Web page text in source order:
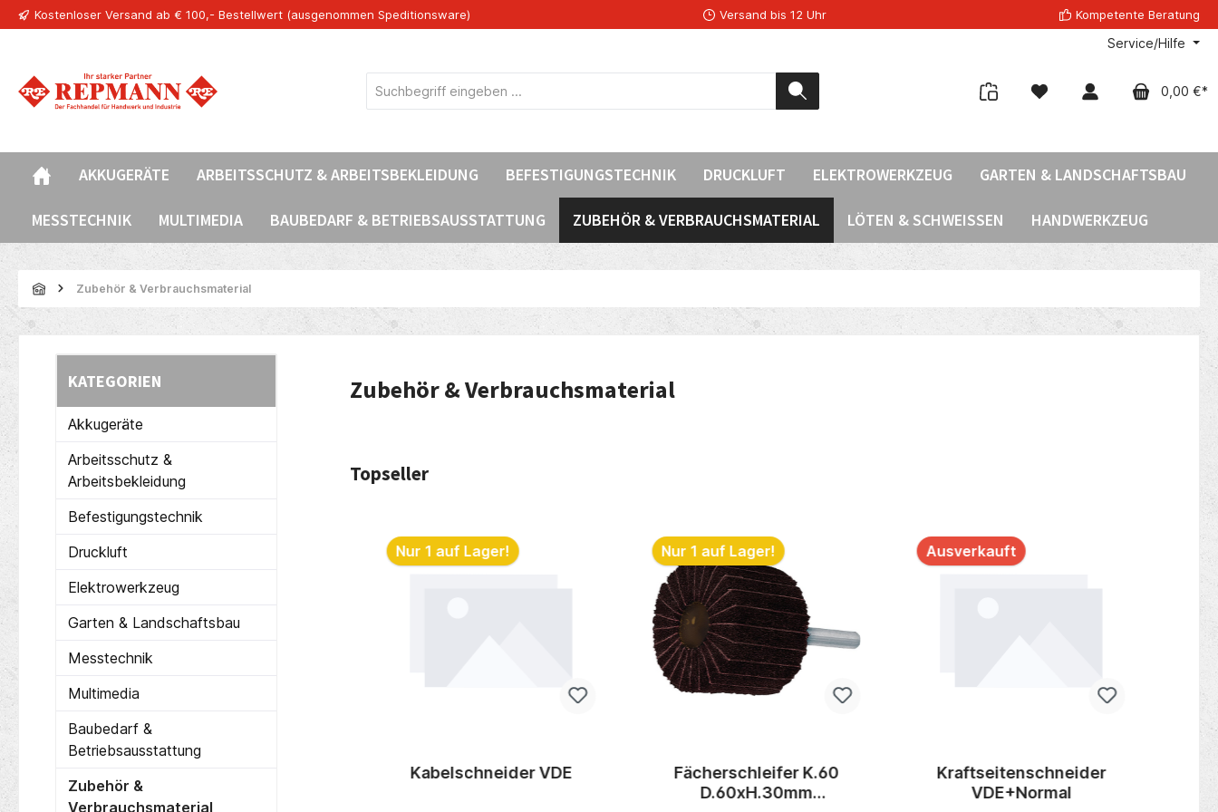
Zur Hauptnavigation springen
Kostenloser Versand ab € 100,- Bestellwert (ausgenommen Speditionsware) Versand bis 12 Uhr Kompetente Beratung
Service/Hilfe
0,00 €*
AKKUGERÄTE ARBEITSSCHUTZ & ARBEITSBEKLEIDUNG BEFESTIGUNGSTECHNIK DRUCKLUFT ELEKTROWERKZEUG GARTEN & LANDSCHAFTSBAU
MESSTECHNIK MULTIMEDIA BAUBEDARF & BETRIEBSAUSSTATTUNG ZUBEHÖR & VERBRAUCHSMATERIAL LÖTEN & SCHWEISSEN HANDWERKZEUG
Zubehör & Verbrauchsmaterial
KATEGORIEN
Akkugeräte
Arbeitsschutz &
Arbeitsbekleidung
Befestigungstechnik
Druckluft
Elektrowerkzeug
Garten & Landschaftsbau
Messtechnik
Multimedia
Baubedarf &
Betriebsausstattung
Zubehör &
Verbrauchsmaterial
Zubehör & Verbrauchsmaterial
Topseller
Nur 1 auf Lager!
Kabelschneider VDE
Nur 1 auf Lager!
Fächerschleifer K.60
D.60xH.30mm
Ausverkauft
Kraftseitenschneider
VDE+Normal